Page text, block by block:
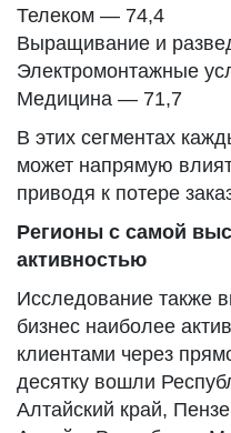
Телеком — 74,4
Выращивание и
Электромонтажные
Медицина — 71,7
В этих сегментах
может напрямую
приводя к потере
Регионы с самой
активностью
Исследование также
бизнес наиболее
клиентами через
десятку вошли
Алтайский край,